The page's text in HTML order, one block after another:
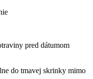
pred dátumom
do tmavej skrinky mimo